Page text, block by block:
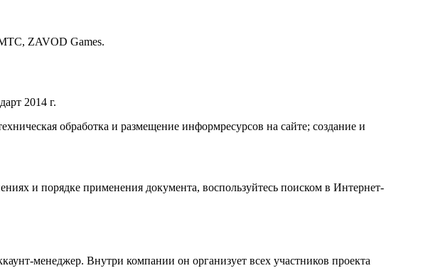
ZAVOD Games.
2014 г.
обработка и размещение информресурсов на сайте; создание и
и порядке применения документа, воспользуйтесь поиском в Интернет-
менеджер. Внутри компании он организует всех участников проекта